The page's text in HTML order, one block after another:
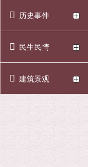
历史事件
民生民情
建筑景观